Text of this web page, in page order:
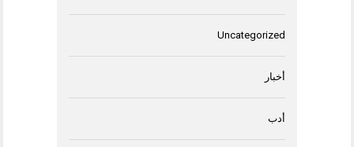
Uncategorized
أخبار
أدب